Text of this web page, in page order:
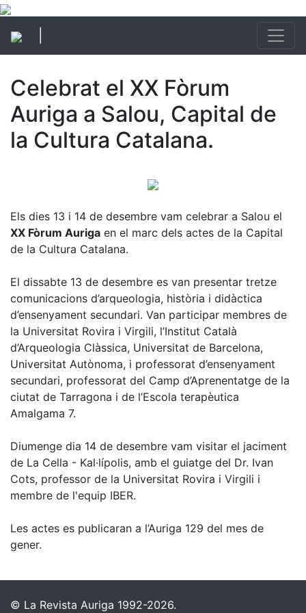
Celebrat el XX Fòrum
Auriga a Salou, Capital de
la Cultura Catalana.
Els dies 13 i 14 de desembre vam celebrar a Salou el
XX Fòrum Auriga en el marc dels actes de la Capital
de la Cultura Catalana.​
El dissabte 13 de desembre es van presentar tretze
comunicacions d’arqueologia, història i didàctica
d’ensenyament secundari. Van participar membres de
la Universitat Rovira i Virgili, l’Institut Català
d’Arqueologia Clàssica, Universitat de Barcelona,
Universitat Autònoma, i professorat d’ensenyament
secundari, professorat del Camp d’Aprenentatge de la
ciutat de Tarragona i de l’Escola terapèutica
Amalgama 7.
Diumenge dia 14 de desembre vam visitar el jaciment
de La Cella - Kal·lípolis, amb el guiatge del Dr. Ivan
Cots, professor de la Universitat Rovira i Virgili i
membre de l'equip IBER.
Les actes es publicaran a l’Auriga 129 del mes de
gener.
© La Revista Auriga 1992-2026.